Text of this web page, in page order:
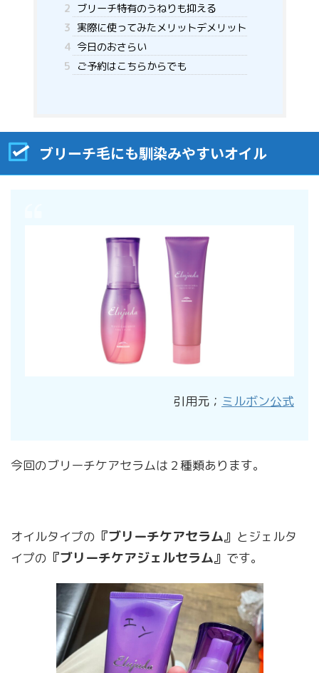
2 ブリーチ特有のうねりも抑える
3 実際に使ってみたメリットデメリット
4 今日のおさらい
5 ご予約はこちらからでも
ブリーチ毛にも馴染みやすいオイル
引用元； ミルボン公式
今回のブリーチケアセラムは２種類あります。
オイルタイプの 『ブリーチケアセラム』 とジェルタ
イプの 『ブリーチケアジェルセラム』 です。